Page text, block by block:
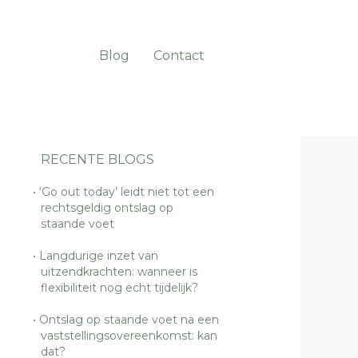
Blog Contact
RECENTE BLOGS
‘Go out today’ leidt niet tot een
rechtsgeldig ontslag op
staande voet
Langdurige inzet van
uitzendkrachten: wanneer is
flexibiliteit nog echt tijdelijk?
Ontslag op staande voet na een
vaststellingsovereenkomst: kan
dat?